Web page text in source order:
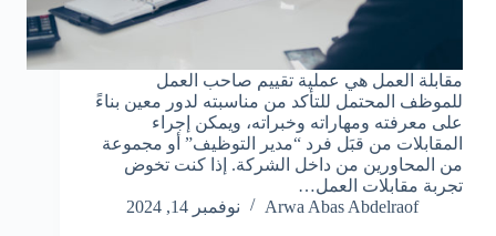
مقابلة العمل هي عملية تقييم صاحب العمل
للموظف المحتمل للتأكد من مناسبته لدور معين بناءً
على معرفته ومهاراته وخبراته، ويمكن إجراء
المقابلات من قبَل فرد “مدير التوظيف” أو مجموعة
من المحاورين من داخل الشركة. إذا كنت تخوض
تجربة مقابلات العمل…
Arwa Abas Abdelraof
نوفمبر 14, 2024